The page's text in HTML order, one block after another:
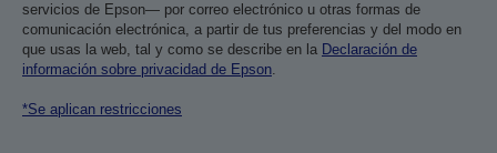
servicios de Epson— por correo electrónico u otras formas de
comunicación electrónica, a partir de tus preferencias y del modo en
que usas la web, tal y como se describe en la Declaración de
información sobre privacidad de Epson.
*Se aplican restricciones